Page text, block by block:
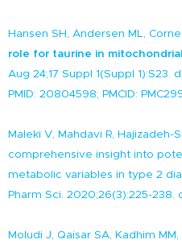
Hansen SH, Andersen ML,
role for taurine in
Aug 24;17 Suppl 1(Suppl 1):S23.
PMID: 20804598; PMCID:
Maleki V, Mahdavi R, Hajizadeh-
comprehensive insight into
metabolic variables in type 2
Pharm Sci. 2020;26(3):225-238.
Moludi J, Qaisar SA, Kadhim